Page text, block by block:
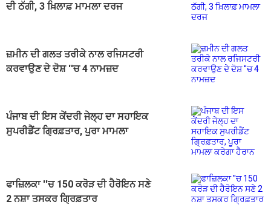
ਦੀ ਠੱਗੀ, 3 ਖ਼ਿਲਾਫ਼ ਮਾਮਲਾ ਦਰਜ
ਜ਼ਮੀਨ ਦੀ ਗਲਤ ਤਰੀਕੇ ਨਾਲ ਰਜਿਸਟਰੀ
ਕਰਵਾਉਣ ਦੇ ਦੋਸ਼ ''ਚ 4 ਨਾਮਜ਼ਦ
ਪੰਜਾਬ ਦੀ ਇਸ ਕੇਂਦਰੀ ਜੇਲ੍ਹ ਦਾ ਸਹਾਇਕ
ਸੁਪਰੀਡੈਂਟ ਗ੍ਰਿਫ਼ਤਾਰ, ਪੂਰਾ ਮਾਮਲਾ
ਫਾਜ਼ਿਲਕਾ ''ਚ 150 ਕਰੋੜ ਦੀ ਹੈਰੋਇਨ ਸਣੇ
2 ਨਸ਼ਾ ਤਸਕਰ ਗ੍ਰਿਫ਼ਤਾਰ